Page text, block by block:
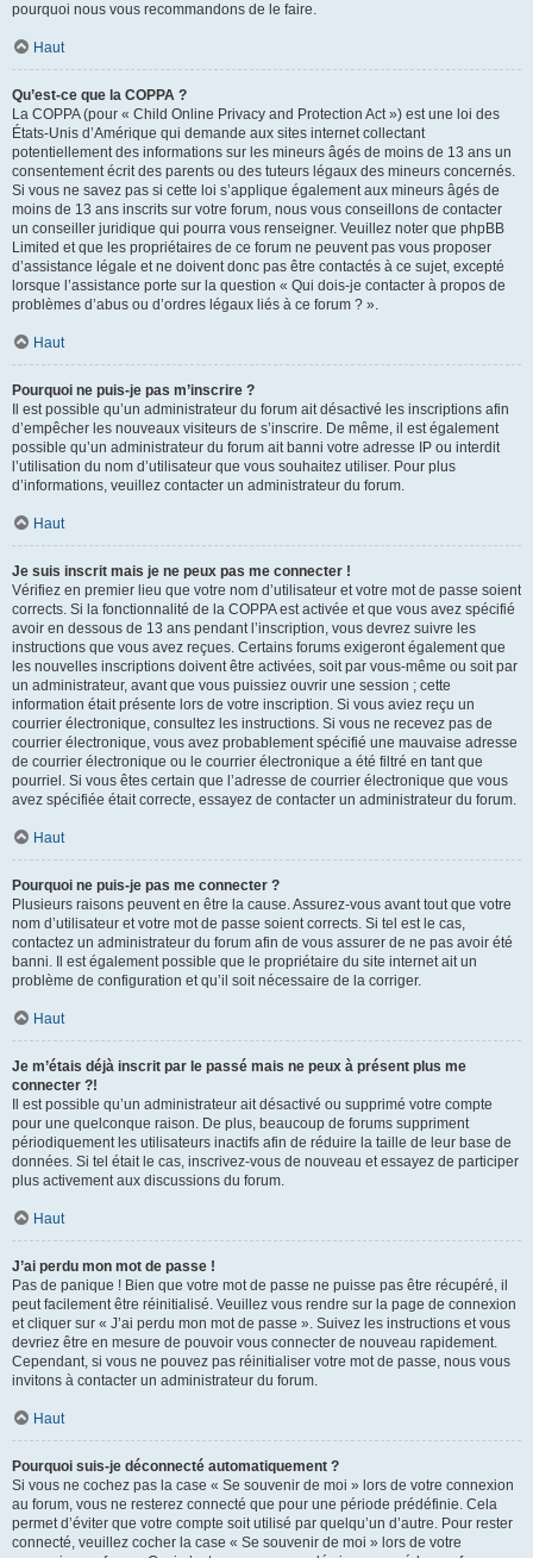
pourquoi nous vous recommandons de le faire.
Haut
Qu’est-ce que la COPPA ?
La COPPA (pour « Child Online Privacy and Protection Act ») est une loi des
États-Unis d’Amérique qui demande aux sites internet collectant
potentiellement des informations sur les mineurs âgés de moins de 13 ans un
consentement écrit des parents ou des tuteurs légaux des mineurs concernés.
Si vous ne savez pas si cette loi s’applique également aux mineurs âgés de
moins de 13 ans inscrits sur votre forum, nous vous conseillons de contacter
un conseiller juridique qui pourra vous renseigner. Veuillez noter que phpBB
Limited et que les propriétaires de ce forum ne peuvent pas vous proposer
d’assistance légale et ne doivent donc pas être contactés à ce sujet, excepté
lorsque l’assistance porte sur la question « Qui dois-je contacter à propos de
problèmes d’abus ou d’ordres légaux liés à ce forum ? ».
Haut
Pourquoi ne puis-je pas m’inscrire ?
Il est possible qu’un administrateur du forum ait désactivé les inscriptions afin
d’empêcher les nouveaux visiteurs de s’inscrire. De même, il est également
possible qu’un administrateur du forum ait banni votre adresse IP ou interdit
l’utilisation du nom d’utilisateur que vous souhaitez utiliser. Pour plus
d’informations, veuillez contacter un administrateur du forum.
Haut
Je suis inscrit mais je ne peux pas me connecter !
Vérifiez en premier lieu que votre nom d’utilisateur et votre mot de passe soient
corrects. Si la fonctionnalité de la COPPA est activée et que vous avez spécifié
avoir en dessous de 13 ans pendant l’inscription, vous devrez suivre les
instructions que vous avez reçues. Certains forums exigeront également que
les nouvelles inscriptions doivent être activées, soit par vous-même ou soit par
un administrateur, avant que vous puissiez ouvrir une session ; cette
information était présente lors de votre inscription. Si vous aviez reçu un
courrier électronique, consultez les instructions. Si vous ne recevez pas de
courrier électronique, vous avez probablement spécifié une mauvaise adresse
de courrier électronique ou le courrier électronique a été filtré en tant que
pourriel. Si vous êtes certain que l’adresse de courrier électronique que vous
avez spécifiée était correcte, essayez de contacter un administrateur du forum.
Haut
Pourquoi ne puis-je pas me connecter ?
Plusieurs raisons peuvent en être la cause. Assurez-vous avant tout que votre
nom d’utilisateur et votre mot de passe soient corrects. Si tel est le cas,
contactez un administrateur du forum afin de vous assurer de ne pas avoir été
banni. Il est également possible que le propriétaire du site internet ait un
problème de configuration et qu’il soit nécessaire de la corriger.
Haut
Je m’étais déjà inscrit par le passé mais ne peux à présent plus me
connecter ?!
Il est possible qu’un administrateur ait désactivé ou supprimé votre compte
pour une quelconque raison. De plus, beaucoup de forums suppriment
périodiquement les utilisateurs inactifs afin de réduire la taille de leur base de
données. Si tel était le cas, inscrivez-vous de nouveau et essayez de participer
plus activement aux discussions du forum.
Haut
J’ai perdu mon mot de passe !
Pas de panique ! Bien que votre mot de passe ne puisse pas être récupéré, il
peut facilement être réinitialisé. Veuillez vous rendre sur la page de connexion
et cliquer sur « J’ai perdu mon mot de passe ». Suivez les instructions et vous
devriez être en mesure de pouvoir vous connecter de nouveau rapidement.
Cependant, si vous ne pouvez pas réinitialiser votre mot de passe, nous vous
invitons à contacter un administrateur du forum.
Haut
Pourquoi suis-je déconnecté automatiquement ?
Si vous ne cochez pas la case « Se souvenir de moi » lors de votre connexion
au forum, vous ne resterez connecté que pour une période prédéfinie. Cela
permet d’éviter que votre compte soit utilisé par quelqu’un d’autre. Pour rester
connecté, veuillez cocher la case « Se souvenir de moi » lors de votre